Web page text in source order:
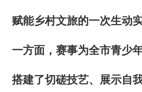
赋能乡村文旅的一次生动
一方面，赛事为全市青少
搭建了切磋技艺、展示自